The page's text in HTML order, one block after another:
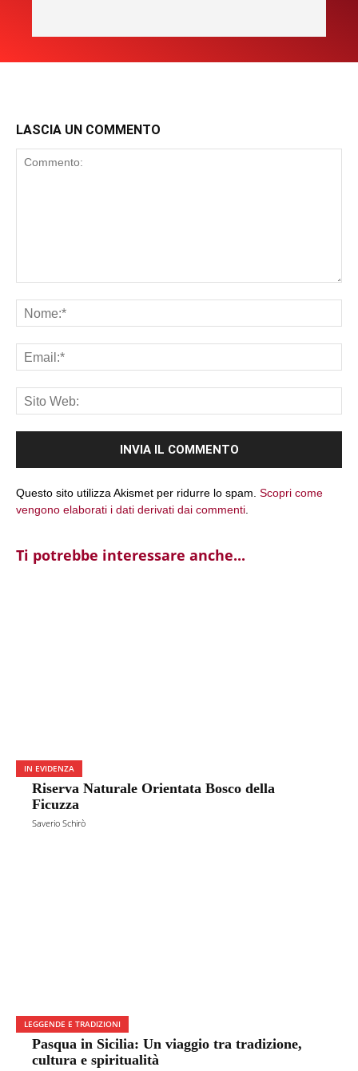
LASCIA UN COMMENTO
Questo sito utilizza Akismet per ridurre lo spam. Scopri come
vengono elaborati i dati derivati dai commenti
Ti potrebbe interessare anche...
IN EVIDENZA
Riserva Naturale Orientata Bosco della
Ficuzza
Saverio Schirò
LEGGENDE E TRADIZIONI
Pasqua in Sicilia: Un viaggio tra tradizione,
cultura e spiritualità